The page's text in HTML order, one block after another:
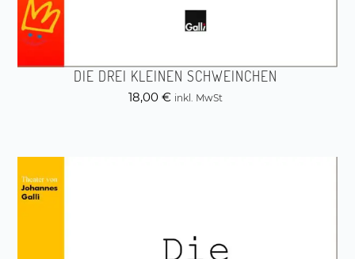
DIE DREI KLEINEN SCHWEINCHEN
18,00 € inkl. MwSt